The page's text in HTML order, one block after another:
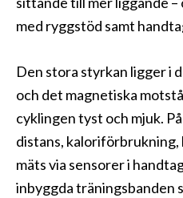
med ryggstöd samt
Den stora styrkan ligger i
och det magnetiska
cyklingen tyst och mjuk.
distans, kaloriförbrukning,
mäts via sensorer i
inbyggda träningsbanden